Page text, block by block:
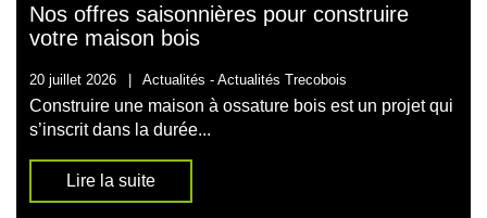
Nos offres saisonnières pour construire
votre maison bois
20 juillet 2026 | Actualités - Actualités Trecobois
Construire une maison à ossature bois est un projet qui
s’inscrit dans la durée...
Lire la suite